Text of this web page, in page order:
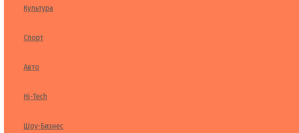
Культура
Спорт
Авто
Hi-Tech
Шоу-Бизнес